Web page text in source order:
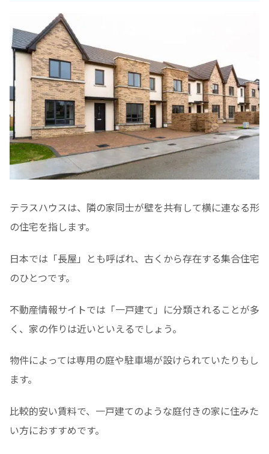
テラスハウスは、隣の家同士が壁を共有して横に連なる形
の住宅を指します。
日本では「長屋」とも呼ばれ、古くから存在する集合住宅
のひとつです。
不動産情報サイトでは「一戸建て」に分類されることが多
く、家の作りは近いといえるでしょう。
物件によっては専用の庭や駐車場が設けられていたりもし
ます。
比較的安い賃料で、一戸建てのような庭付きの家に住みた
い方におすすめです。